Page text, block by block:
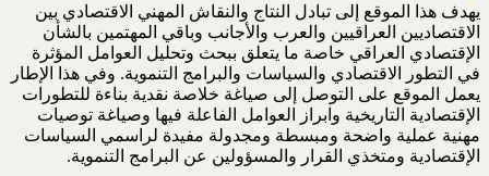
يهدف هذا الموقع إلى تبادل النتاج والنقاش المهني الاقتصادي بين
الاقتصاديين العراقيين والعرب والأجانب وباقي المهتمين بالشأن
الإقتصادي العراقي خاصة ما يتعلق ببحث وتحليل العوامل المؤثرة
في التطور الاقتصادي والسياسات والبرامج التنموية. وفي هذا الإطار
يعمل الموقع على التوصل إلى صياغة خلاصة نقدية بناءة للتطورات
الإقتصادية التاريخية وابراز العوامل الفاعلة فيها وصياغة توصيات
مهنية عملية واضحة ومبسطة ومجدولة مفيدة لراسمي السياسات
الإقتصادية ومتخذي القرار والمسؤولين عن البرامج التنموية.